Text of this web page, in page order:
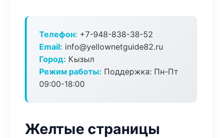
Телефон: +7-948-838-38-52
Email: info@yellownetguide82.ru
Город: Кызыл
Режим работы: Поддержка: Пн-Пт
09:00-18:00
Желтые страницы